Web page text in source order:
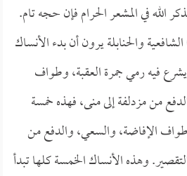
الله في المشعر الحرام فإن حجه تام.
والحنابلة يرون أن بدء الأنساك
فيه رمي جمرة العقبة، وطواف
من مزدلفة إلى منى، فهذه خمسة
الإفاضة، والسعي، والدفع من
وهذه الأنساك الخمسة كلها تبدأ